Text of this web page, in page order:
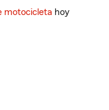
motocicleta hoy